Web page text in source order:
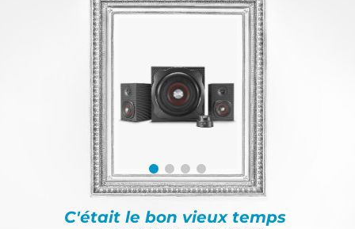
C'était le bon vieux temps